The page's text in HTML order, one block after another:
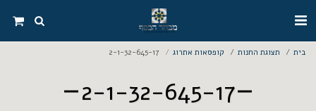
בית תצוגת החנות קופסאות אתרוג 2-1-32-645-17
2-1-32-645-17